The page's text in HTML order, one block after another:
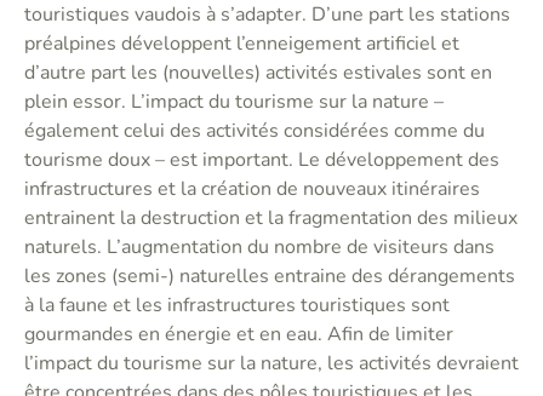
touristiques vaudois à s’adapter. D’une part les stations
préalpines développent l’enneigement artificiel et
d’autre part les (nouvelles) activités estivales sont en
plein essor. L’impact du tourisme sur la nature –
également celui des activités considérées comme du
tourisme doux – est important. Le développement des
infrastructures et la création de nouveaux itinéraires
entrainent la destruction et la fragmentation des milieux
naturels. L’augmentation du nombre de visiteurs dans
les zones (semi-) naturelles entraine des dérangements
à la faune et les infrastructures touristiques sont
gourmandes en énergie et en eau. Afin de limiter
l’impact du tourisme sur la nature, les activités devraient